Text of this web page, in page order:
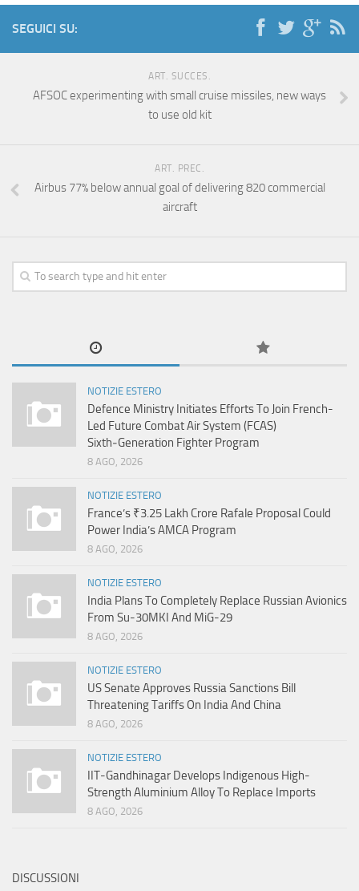
SEGUICI SU:
ART. SUCCES.
AFSOC experimenting with small cruise missiles, new ways
to use old kit
ART. PREC.
Airbus 77% below annual goal of delivering 820 commercial
aircraft
NOTIZIE ESTERO
Defence Ministry Initiates Efforts To Join French-
Led Future Combat Air System (FCAS)
Sixth‑Generation Fighter Program
8 AGO, 2026
NOTIZIE ESTERO
France’s ₹3.25 Lakh Crore Rafale Proposal Could
Power India’s AMCA Program
8 AGO, 2026
NOTIZIE ESTERO
India Plans To Completely Replace Russian Avionics
From Su-30MKI And MiG-29
8 AGO, 2026
NOTIZIE ESTERO
US Senate Approves Russia Sanctions Bill
Threatening Tariffs On India And China
8 AGO, 2026
NOTIZIE ESTERO
IIT-Gandhinagar Develops Indigenous High-
Strength Aluminium Alloy To Replace Imports
8 AGO, 2026
DISCUSSIONI